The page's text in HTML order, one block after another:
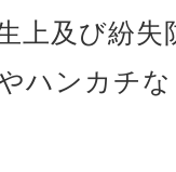
上及び紛失
ハンカチ